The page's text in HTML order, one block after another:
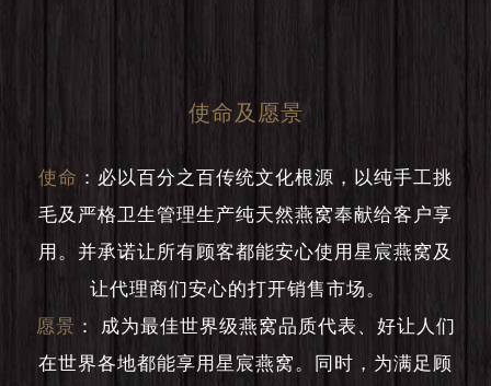
使命及愿景
使命 ： 必以百分之百传统文化根源，以纯手工挑
毛及严格卫生管理生产纯天然燕窝奉献给客户享
用。并承诺让所有顾客都能安心使用星宸燕窝及
让代理商们安心的打开销售市场。
愿景 ：
成为最佳世界级燕窝品质代表、好让人们
在世界各地都能享用星宸燕窝。同时，为满足顾